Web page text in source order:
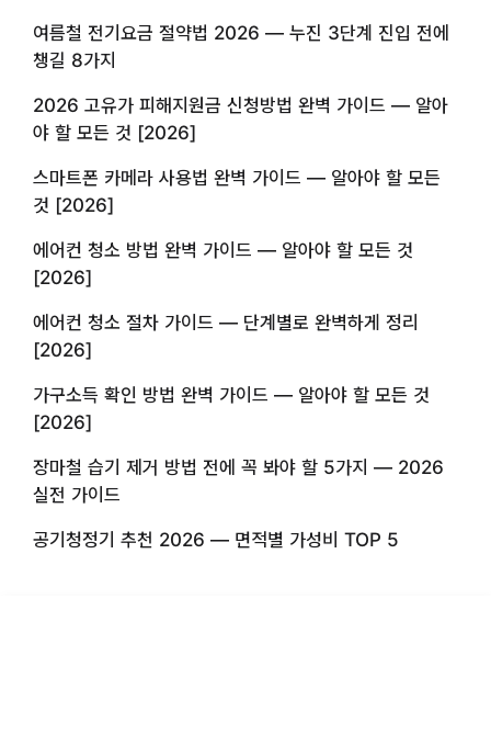
여름철 전기요금 절약법 2026 — 누진 3단계 진입 전에
챙길 8가지
2026 고유가 피해지원금 신청방법 완벽 가이드 — 알아
야 할 모든 것 [2026]
스마트폰 카메라 사용법 완벽 가이드 — 알아야 할 모든
것 [2026]
에어컨 청소 방법 완벽 가이드 — 알아야 할 모든 것
[2026]
에어컨 청소 절차 가이드 — 단계별로 완벽하게 정리
[2026]
가구소득 확인 방법 완벽 가이드 — 알아야 할 모든 것
[2026]
장마철 습기 제거 방법 전에 꼭 봐야 할 5가지 — 2026
실전 가이드
공기청정기 추천 2026 — 면적별 가성비 TOP 5